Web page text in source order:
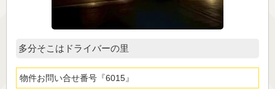
多分そこはドライバーの里
物件お問い合せ番号 6015